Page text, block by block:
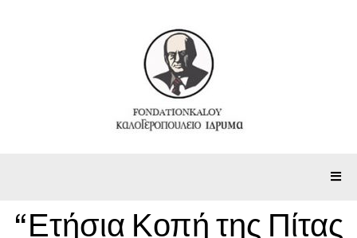
“Ετήσια Κοπή της Πίτας